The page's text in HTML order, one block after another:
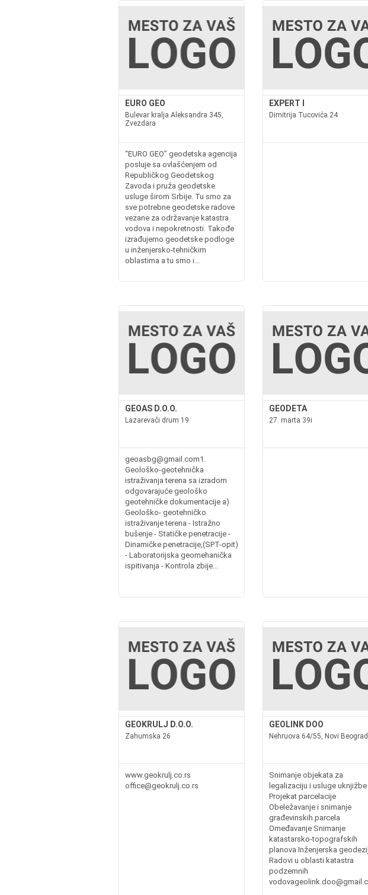
EURO GEO
Bulevar kralja Aleksandra 345,
Zvezdara
“EURO GEO” geodetska agencija
posluje sa ovlašćenjem od
Republičkog Geodetskog
Zavoda i pruža geodetske
usluge širom Srbije. Tu smo za
sve potrebne geodetske radove
vezane za održavanje katastra
vodova i nepokretnosti. Takođe
izrađujemo geodetske podloge
u inženjersko-tehničkim
oblastima a tu smo i...
EXPERT I
Dimitrija Tucovića 24
GEOAS D.O.O.
Lazarevači drum 19
geoasbg@gmail.com1.
Geološko-geotehnička
istraživanja terena sa izradom
odgovarajuće geološko
geotehničke dokumentacije a)
Geološko- geotehničko
istraživanje terena - Istražno
bušenje - Statičke penetracije -
Dinamičke penetracije,(SPT-opit)
- Laboratorijska geomehanička
ispitivanja - Kontrola zbije...
GEODETA
27. marta 39i
GEOKRULJ D.O.O.
Zahumska 26
www.geokrulj.co.rs
office@geokrulj.co.rs
GEOLINK DOO
Nehruova 64/55, Novi Beograd
Snimanje objekata za
legalizaciju i usluge uknjižbe
Projekat parcelacije
Obeležavanje i snimanje
građevinskih parcela
Omeđavanje Snimanje
katastarsko-topografskih
planova Inženjerska
Radovi u oblasti katastra
podzemnih